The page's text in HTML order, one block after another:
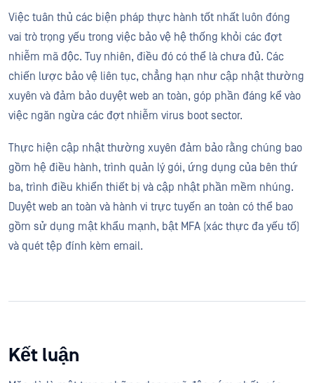
Việc tuân thủ các biện pháp thực hành tốt nhất luôn đóng
vai trò trọng yếu trong việc bảo vệ hệ thống khỏi các đợt
nhiễm mã độc. Tuy nhiên, điều đó có thể là chưa đủ. Các
chiến lược bảo vệ liên tục, chẳng hạn như cập nhật thường
xuyên và đảm bảo duyệt web an toàn, góp phần đáng kể vào
việc ngăn ngừa các đợt nhiễm virus boot sector.
Thực hiện cập nhật thường xuyên đảm bảo rằng chúng bao
gồm hệ điều hành, trình quản lý gói, ứng dụng của bên thứ
ba, trình điều khiển thiết bị và cập nhật phần mềm nhúng.
Duyệt web an toàn và hành vi trực tuyến an toàn có thể bao
gồm sử dụng mật khẩu mạnh, bật MFA (xác thực đa yếu tố)
và quét tệp đính kèm email.
Kết luận